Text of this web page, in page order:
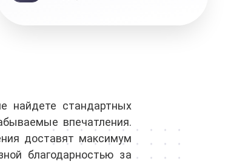
найдете стандартных
впечатления.
доставят максимум
благодарностью за